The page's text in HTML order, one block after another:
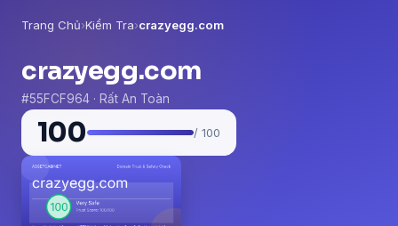
Trang Chủ›Kiểm Tra›crazyegg.com
crazyegg.com
#55FCF964 · Rất An Toàn
100 / 100